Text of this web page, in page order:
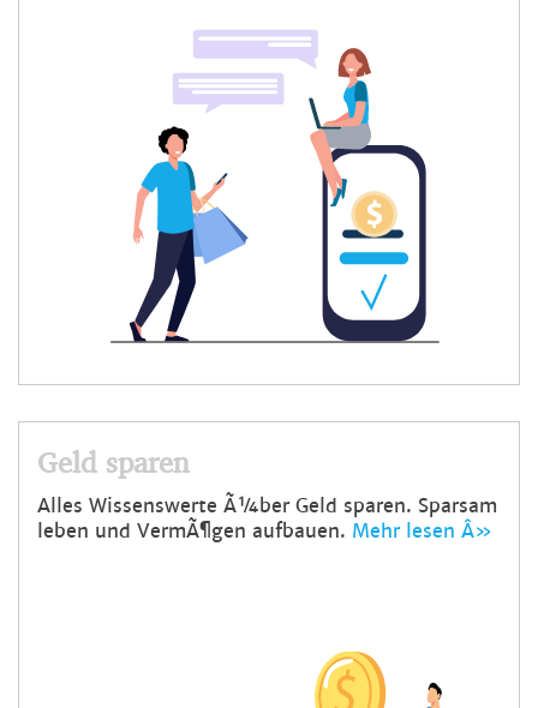
Geld sparen
Alles Wissenswerte Ã¼ber Geld sparen. Sparsam
leben und VermÃ¶gen aufbauen. Mehr lesen Â»